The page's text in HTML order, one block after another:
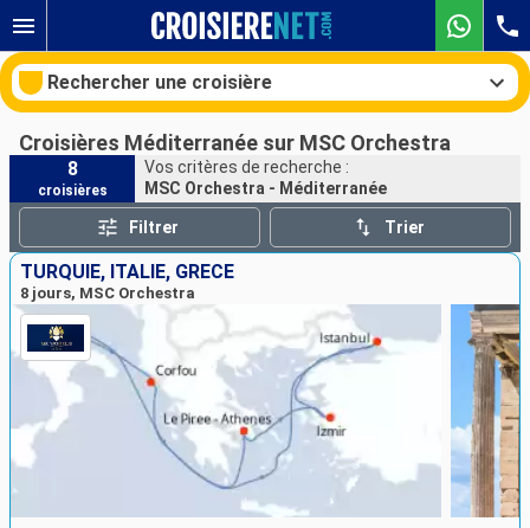
Rechercher une croisière
Nos destinations
Mois de départ
Ports Compagnies
Rechercher
Croisières Méditerranée sur MSC Orchestra
8
croisières
Vos critères de recherche :
MSC Orchestra - Méditerranée
Filtrer Trier
TURQUIE, ITALIE, GRÈCE
8 jours, MSC Orchestra